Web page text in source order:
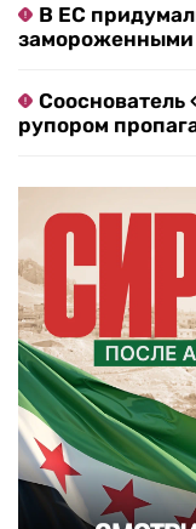
В ЕС
замороженными
Сооснователь
рупором